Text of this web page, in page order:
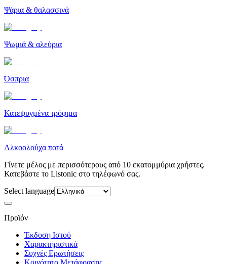
Ψάρια & θαλασσινά
Ψωμιά & αλεύρια
Όσπρια
Κατεψυγμένα τρόφιμα
Αλκοολούχα ποτά
Γίνετε μέλος με περισσότερους από 10 εκατομμύρια χρήστες.
Κατεβάστε το Listonic στο τηλέφωνό σας.
Select language
Προϊόν
Έκδοση Ιστού
Χαρακτηριστικά
Συχνές Ερωτήσεις
Κοινότητα Μετάφρασης